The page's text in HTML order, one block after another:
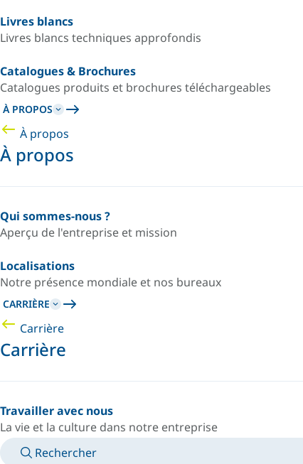
Livres blancs
Livres blancs techniques approfondis
Catalogues & Brochures
Catalogues produits et brochures téléchargeables
À PROPOS
À propos
À propos
Qui sommes-nous ?
Aperçu de l'entreprise et mission
Localisations
Notre présence mondiale et nos bureaux
CARRIÈRE
Carrière
Carrière
Travailler avec nous
La vie et la culture dans notre entreprise
Rechercher